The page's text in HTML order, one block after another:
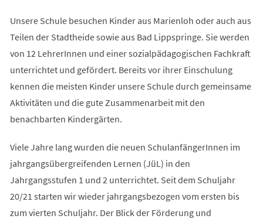
Unsere Schule besuchen Kinder aus Marienloh oder auch aus
Teilen der Stadtheide sowie aus Bad Lippspringe. Sie werden
von 12 LehrerInnen und einer sozialpädagogischen Fachkraft
unterrichtet und gefördert. Bereits vor ihrer Einschulung
kennen die meisten Kinder unsere Schule durch gemeinsame
Aktivitäten und die gute Zusammenarbeit mit den
benachbarten Kindergärten.
Viele Jahre lang wurden die neuen SchulanfängerInnen im
jahrgangsübergreifenden Lernen (JüL) in den
Jahrgangsstufen 1 und 2 unterrichtet. Seit dem Schuljahr
20/21 starten wir wieder jahrgangsbezogen vom ersten bis
zum vierten Schuljahr. Der Blick der Förderung und